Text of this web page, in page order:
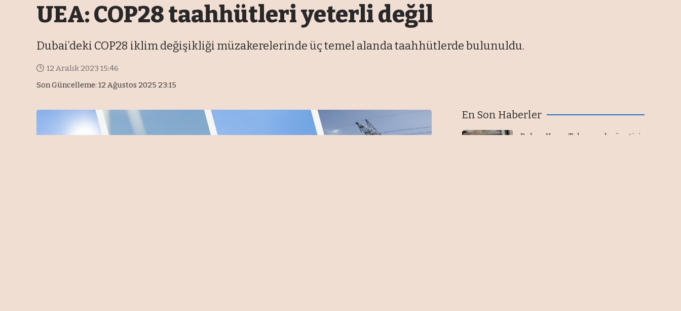
UEA: COP28 taahhütleri yeterli değil
Dubai’deki COP28 iklim değişikliği müzakerelerinde üç temel alanda taahhütlerde bulunuldu.
Son Güncelleme: 12 Ağustos 2025 23:15
12 Aralık 2023 15:46
En Son Haberler
Bakan Kacır: Teknopark yönetici